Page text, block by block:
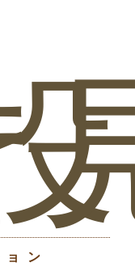
ン